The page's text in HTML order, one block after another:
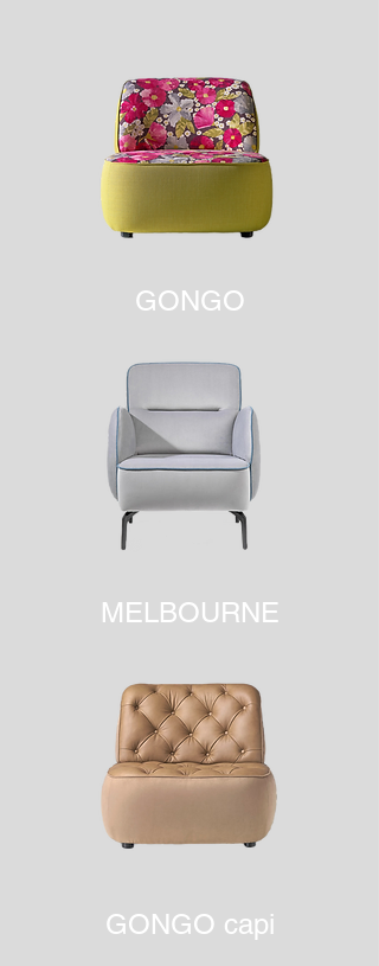
GONGO
MELBOURNE
GONGO capi